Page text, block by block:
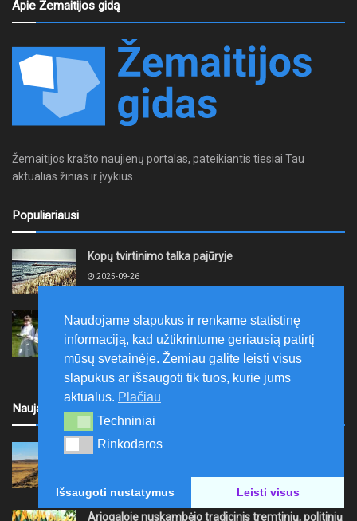
Apie Žemaitijos gidą
Žemaitijos krašto naujienų portalas, pateikiantis tiesiai Tau
aktualias žinias ir įvykius.
Populiariausi
Kopų tvirtinimo talka pajūryje
2025-09-26
Pakražantiškių Jurginės neįsivaizduojamos be
2016-04-26
Naujausi
Šilalės rajone numatytas melioracijos statinių
Ariogaloje nuskambėjo tradicinis tremtinių, politinių
Naudojame slapukus ir renkame statistinę
informaciją, kad užtikrintume geriausią patirtį
mūsų svetainėje. Žemiau galite leisti visus
slapukus ar išsaugoti tik tuos, kurie jums
aktualūs. Plačiau
Techniniai
Techniniai
Rinkodaros
Rinkodaros
Išsaugoti nustatymus Leisti visus